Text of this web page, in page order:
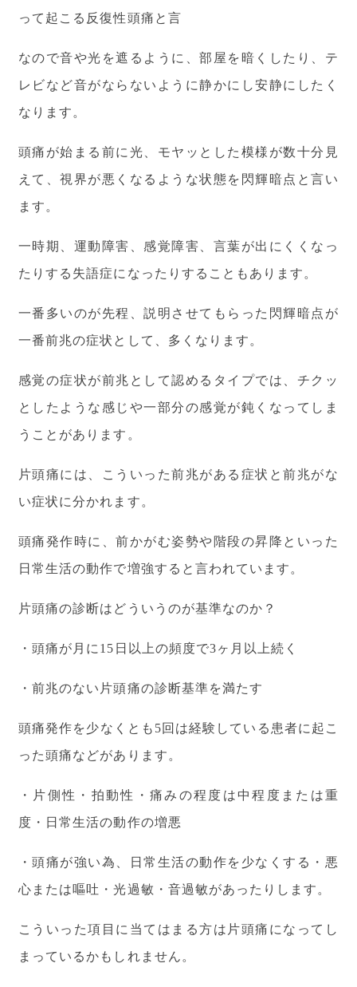
って起こる反復性頭痛と言
なので音や光を遮るように、部屋を暗くしたり、テ
レビなど音がならないように静かにし安静にしたく
なります。
頭痛が始まる前に光、モヤッとした模様が数十分見
えて、視界が悪くなるような状態を閃輝暗点と言い
ます。
一時期、運動障害、感覚障害、言葉が出にくくなっ
たりする失語症になったりすることもあります。
一番多いのが先程、説明させてもらった閃輝暗点が
一番前兆の症状として、多くなります。
感覚の症状が前兆として認めるタイプでは、チクッ
としたような感じや一部分の感覚が鈍くなってしま
うことがあります。
片頭痛には、こういった前兆がある症状と前兆がな
い症状に分かれます。
頭痛発作時に、前かがむ姿勢や階段の昇降といった
日常生活の動作で増強すると言われています。
片頭痛の診断はどういうのが基準なのか？
・頭痛が月に15日以上の頻度で3ヶ月以上続く
・前兆のない片頭痛の診断基準を満たす
頭痛発作を少なくとも5回は経験している患者に起こ
った頭痛などがあります。
・片側性・拍動性・痛みの程度は中程度または重
度・日常生活の動作の増悪
・頭痛が強い為、日常生活の動作を少なくする・悪
心または嘔吐・光過敏・音過敏があったりします。
こういった項目に当てはまる方は片頭痛になってし
まっているかもしれません。